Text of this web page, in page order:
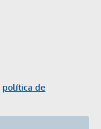
política de